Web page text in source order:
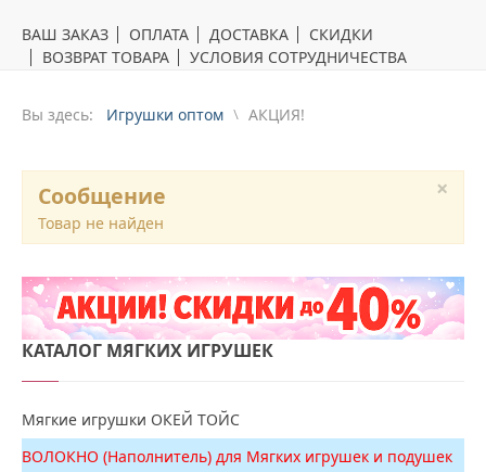
ВАШ ЗАКАЗ ОПЛАТА ДОСТАВКА
СКИДКИ
ВОЗВРАТ ТОВАРА
УСЛОВИЯ СОТРУДНИЧЕСТВА
Вы здесь: Игрушки оптом АКЦИЯ!
×
Сообщение
Товар не найден
КАТАЛОГ МЯГКИХ ИГРУШЕК
Мягкие игрушки ОКЕЙ ТОЙС
ВОЛОКНО (Наполнитель) для Мягких игрушек и подушек